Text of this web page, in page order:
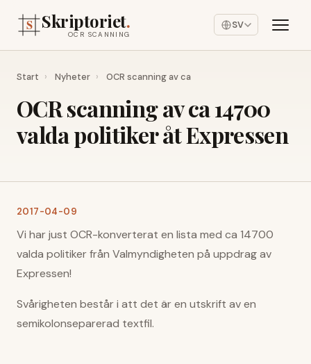
Skriptoriet.
OCR SCANNING
SV
Start › Nyheter › OCR scanning av ca
OCR scanning av ca 14700
valda politiker åt Expressen
2017-04-09
Vi har just OCR-konverterat en lista med ca 14700
valda politiker från Valmyndigheten på uppdrag av
Expressen!
Svårigheten består i att det är en utskrift av en
semikolonseparerad textfil.